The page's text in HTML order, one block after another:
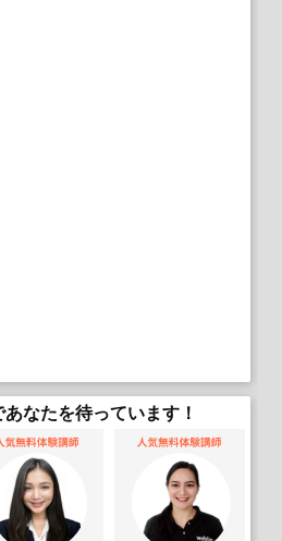
なたを待っています！